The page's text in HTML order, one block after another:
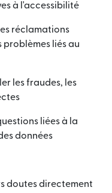
à l'accessibilité
dans une nouvelle
réclamations
problèmes liés au
une nouvelle fenêtre)
les fraudes, les
une nouvelle fenêtre)
liées à la
données
doutes directement